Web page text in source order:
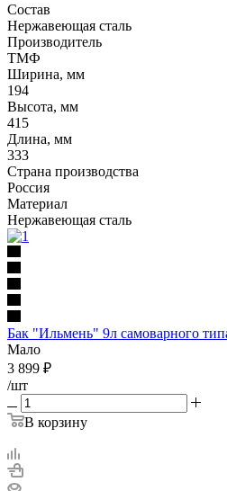
Состав
Нержавеющая сталь
Производитель
ТМФ
Ширина, мм
194
Высота, мм
415
Длина, мм
333
Страна производства
Россия
Материал
Нержавеющая сталь
Бак "Ильмень" 9л самоварного
Мало
3 899 ₽
/шт
В корзину